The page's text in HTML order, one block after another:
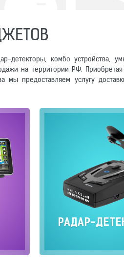
детекторы, комбо устройства,
на территории РФ.
мы предоставляем услугу
РАДАР-